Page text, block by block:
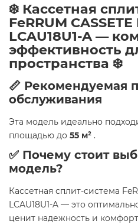
❄️ Кассетная
FeRRUM CASSETE
LCAU18U1-A —
эффективность
пространства ❄️
📏 Рекомендуемая
обслуживания
Эта модель идеально
площадью до 55 м² .
✅ Почему стоит
модель?
Кассетная сплит-система
LCAU18U1-A — это
ценит надежность и